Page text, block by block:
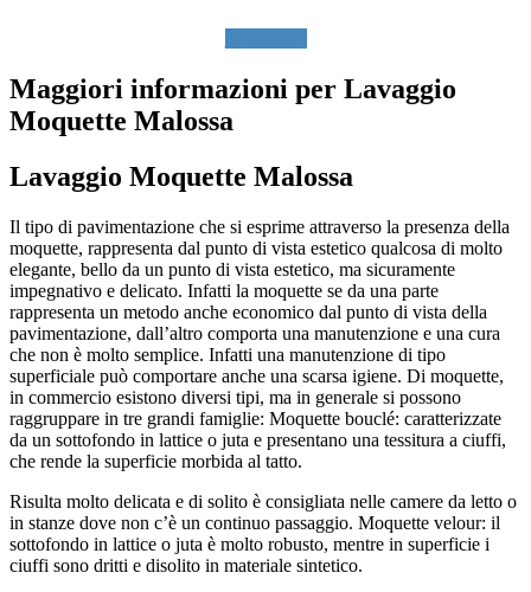
Maggiori informazioni per Lavaggio
Moquette Malossa
Lavaggio Moquette Malossa
Il tipo di pavimentazione che si esprime attraverso la presenza della
moquette, rappresenta dal punto di vista estetico qualcosa di molto
elegante, bello da un punto di vista estetico, ma sicuramente
impegnativo e delicato. Infatti la moquette se da una parte
rappresenta un metodo anche economico dal punto di vista della
pavimentazione, dall’altro comporta una manutenzione e una cura
che non è molto semplice. Infatti una manutenzione di tipo
superficiale può comportare anche una scarsa igiene. Di moquette,
in commercio esistono diversi tipi, ma in generale si possono
raggruppare in tre grandi famiglie: Moquette bouclé: caratterizzate
da un sottofondo in lattice o juta e presentano una tessitura a ciuffi,
che rende la superficie morbida al tatto.
Risulta molto delicata e di solito è consigliata nelle camere da letto o
in stanze dove non c’è un continuo passaggio. Moquette velour: il
sottofondo in lattice o juta è molto robusto, mentre in superficie i
ciuffi sono dritti e disolito in materiale sintetico.